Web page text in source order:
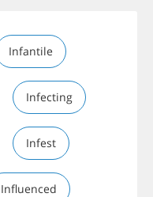
Infantile
Infecting
Infest
Influenced